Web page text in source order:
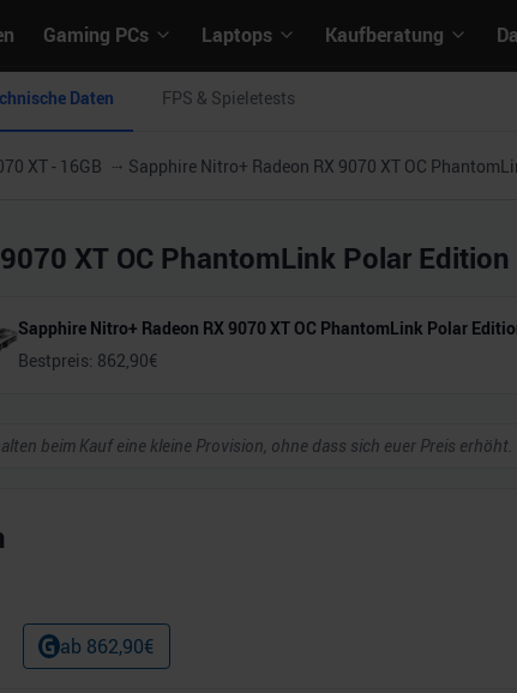
Gaming PCs Laptops Kaufberatung
Daten FPS & Spieletests
XT - 16GB Sapphire Nitro+ Radeon RX 9070 XT OC
XT OC PhantomLink Polar Edition
Sapphire Nitro+ Radeon RX 9070 XT OC PhantomLink Polar
Bestpreis: 862,90€
beim Kauf eine kleine Provision, ohne dass sich euer Preis erhöht.
ab 862,90€